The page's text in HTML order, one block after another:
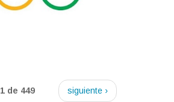
1 de 449 siguiente ›